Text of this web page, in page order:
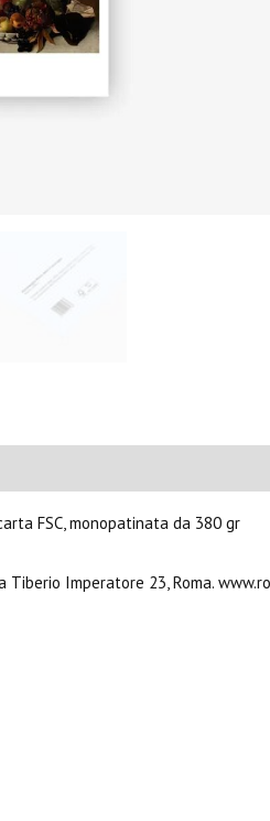
FSC, monopatinata da 380 gr
Imperatore 23, Roma.